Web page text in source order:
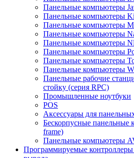
Панельные компьютеры
Панельные компьютеры
Панельные компьютеры
Панельные компьютеры
Панельные компьютеры
Панельные компьютеры
Панельные компьютеры
Панельные компьютеры
Панельные рабочие
стойку (серия RPC)
Промышленные ноутбуки
POS
Аксессуары для
Бескорпусные панельные
frame)
Панельные компьютеры
Программируемые